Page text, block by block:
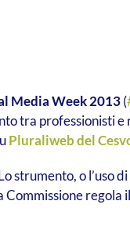
Media Week 2013(
tra professionisti e
Pluraliweb del
o l’uso
Commissione regola